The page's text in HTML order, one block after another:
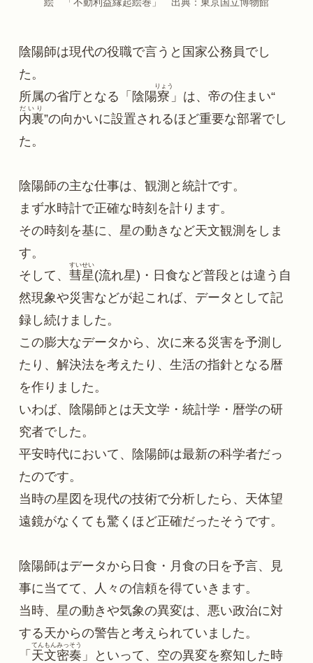
陰陽師は現代の役職で言うと国家公務員でし
た。
所属の省庁となる「陰陽寮
りょう
」は、帝の住まい“
内裏
だいり
”の向かいに設置されるほど重要な部署でし
た。
陰陽師の主な仕事は、観測と統計です。
まず水時計で正確な時刻を計ります。
その時刻を基に、星の動きなど天文観測をしま
す。
そして、 彗星
すいせい
(流れ星)・日食など普段とは違う自
然現象や災害などが起これば、データとして記
録し続けました。
この膨大なデータから、次に来る災害を予測し
たり、解決法を考えたり、生活の指針となる暦
を作りました。
いわば、陰陽師とは天文学・統計学・暦学の研
究者でした。
平安時代において、陰陽師は最新の科学者だっ
たのです。
当時の星図を現代の技術で分析したら、天体望
遠鏡がなくても驚くほど正確だったそうです。
陰陽師はデータから日食・月食の日を予言、見
事に当てて、人々の信頼を得ていきます。
当時、星の動きや気象の異変は、悪い政治に対
する天からの警告と考えられていました。
「 天文密奏
てんもんみっそう
」といって、空の異変を察知した時